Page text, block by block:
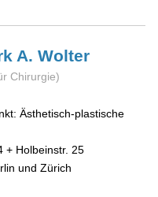
A.Wolter
Chirurgie)
Ästhetisch-plastische
+ Holbeinstr. 25
und Zürich